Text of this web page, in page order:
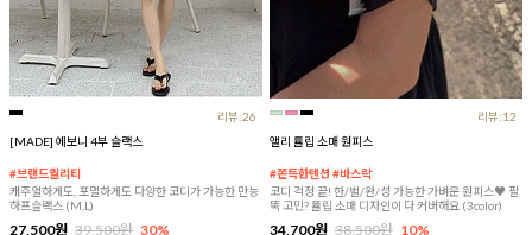
리뷰:26
[MADE] 에보니 4부 슬랙스
#브랜드퀄리티
캐주얼하게도, 포멀하게도 다양한 코디가 가능한 만능
하프슬랙스 (M,L)
27,500원 39,500원 30%
리뷰:12
앨리 튤립 소매 원피스
#쫀득한텐션 #바스락
코디 걱정 끝! 한/벌/완/성 가능한 가벼운 원피스♥ 팔
뚝 고민? 튤립 소매 디자인이 다 커버해요 (3color)
34,700원 38,500원 10%